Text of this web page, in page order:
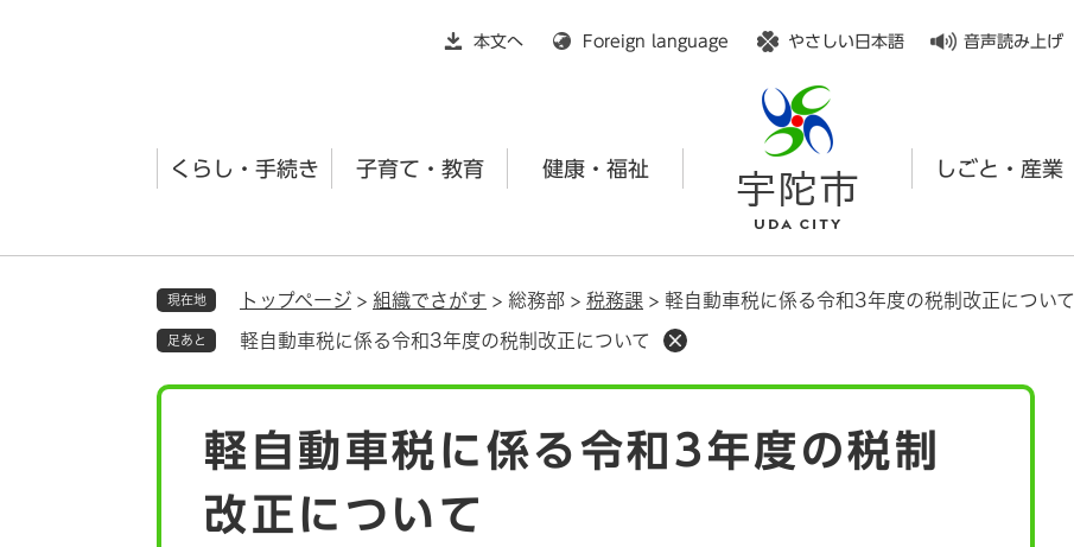
本文へ
Foreign language やさしい日本語 音声読み上げ
くらし・手続き 子育て・教育 健康・福祉 しごと・産業
現在地 トップページ > 組織でさがす > 総務部 > 税務課 > 軽自動車税に係る令和3年度の税制改正について
足あと 軽自動車税に係る令和3年度の税制改正について
軽自動車税に係る令和3年度の税制
改正について